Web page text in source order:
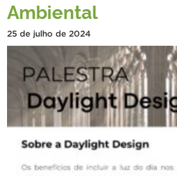
Ambiental
25 de julho de 2024